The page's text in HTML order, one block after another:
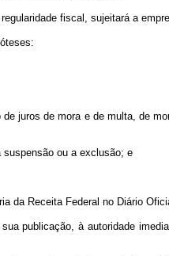
fiscal, sujeitará a
de mora e de multa, de
ou a exclusão; e
da Receita Federal no Diário
publicação, à autoridade